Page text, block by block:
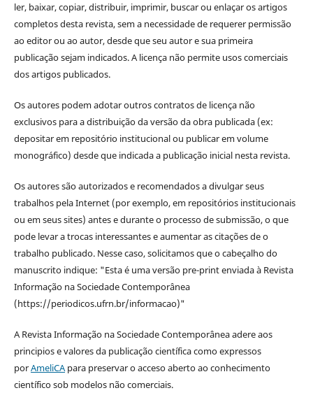
ler, baixar, copiar, distribuir, imprimir, buscar ou enlaçar os artigos
completos desta revista, sem a necessidade de requerer permissão
ao editor ou ao autor, desde que seu autor e sua primeira
publicação sejam indicados. A licença não permite usos comerciais
dos artigos publicados.
Os autores podem adotar outros contratos de licença não
exclusivos para a distribuição da versão da obra publicada (ex:
depositar em repositório institucional ou publicar em volume
monográfico) desde que indicada a publicação inicial nesta revista.
Os autores são autorizados e recomendados a divulgar seus
trabalhos pela Internet (por exemplo, em repositórios institucionais
ou em seus sites) antes e durante o processo de submissão, o que
pode levar a trocas interessantes e aumentar as citações de o
trabalho publicado. Nesse caso, solicitamos que o cabeçalho do
manuscrito indique: "Esta é uma versão pre-print enviada à Revista
Informação na Sociedade Contemporânea
(https://periodicos.ufrn.br/informacao)"
A Revista Informação na Sociedade Contemporânea adere aos
principios e valores da publicação científica como expressos
porAmeliCApara preservar o acceso aberto ao conhecimento
científico sob modelos não comerciais.